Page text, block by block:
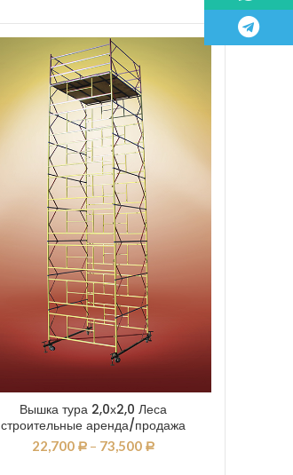
Вышка тура 2,0х2,0 Леса
строительные аренда/продажа
22,700 Р– 73,500 Р
Telegram